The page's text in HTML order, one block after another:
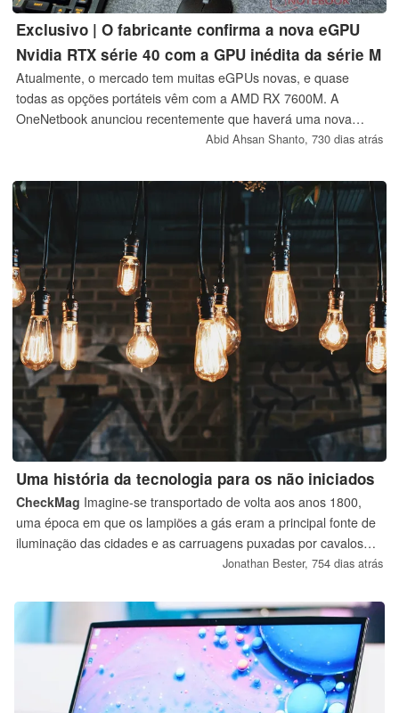
Exclusivo | O fabricante confirma a nova eGPU
Nvidia RTX série 40 com a GPU inédita da série M
Atualmente, o mercado tem muitas eGPUs novas, e quase
todas as opções portáteis vêm com a AMD RX 7600M. A
OneNetbook anunciou recentemente que haverá uma nova
adição, a OneXGPU 2, com a Radeon RX 7800M, que ainda
lançar uma nova eGPU da série 40 da Nvidia com RTX 4060M
ainda este ano.
Abid Ahsan Shanto, 730 dias atrás
Uma história da tecnologia para os não iniciados
CheckMag Imagine-se transportado de volta aos anos 1800,
uma época em que os lampiões a gás eram a principal fonte de
iluminação das cidades e as carruagens puxadas por cavalos
eram o auge do transporte. Agora imagine-se no lugar de
veriam os telefones celulares, os veículos motorizados a
gasolina e a Internet? Seria pura magia! Vamos explorar esse
conceito.
Jonathan Bester, 754 dias atrás